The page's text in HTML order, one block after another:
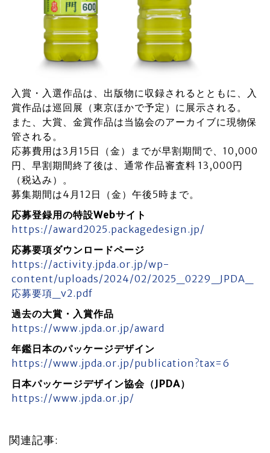
入賞・入選作品は、出版物に収録されるとともに、入
賞作品は巡回展（東京ほかで予定）に展示される。
また、大賞、金賞作品は当協会のアーカイブに現物保
管される。
応募費用は3月15日（金）までが早割期間で、10,000
円、早割期間終了後は、通常作品審査料 13,000円
（税込み）。
募集期間は4月12日（金）午後5時まで。
応募登録用の特設Webサイト
https://award2025.packagedesign.jp/
応募要項ダウンロードページ
https://activity.jpda.or.jp/wp-
content/uploads/2024/02/2025_0229_JPDA_
応募要項_v2.pdf
過去の大賞・入賞作品
https://www.jpda.or.jp/award
年鑑日本のパッケージデザイン
https://www.jpda.or.jp/publication?tax=6
日本パッケージデザイン協会（JPDA）
https://www.jpda.or.jp/
関連記事: